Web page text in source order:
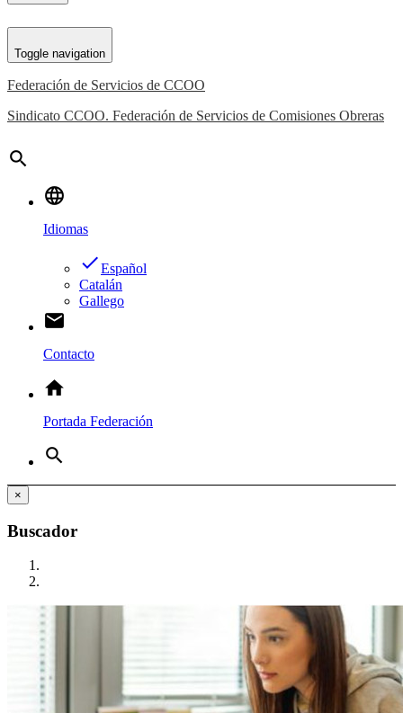
Toggle navigation
Federación de Servicios de CCOO
Sindicato CCOO. Federación de Servicios de Comisiones Obreras
search
language
Idiomas
doneEspañol
Catalán
Gallego
email
Contacto
home
Portada Federación
search
×
Buscador